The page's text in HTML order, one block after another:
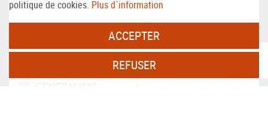
politique de cookies. Plus d´information
ACCEPTER
REFUSER